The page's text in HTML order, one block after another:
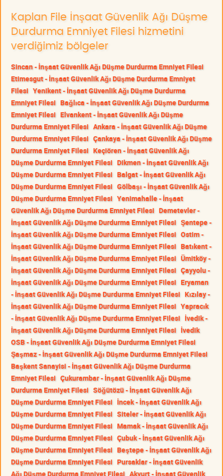
Kaplan File İnşaat Güvenlik Ağı Düşme
Durdurma Emniyet Filesi hizmetini
verdiğimiz bölgeler
Sincan - İnşaat Güvenlik Ağı Düşme Durdurma Emniyet Filesi
Etimesgut - İnşaat Güvenlik Ağı Düşme Durdurma Emniyet
Filesi Yenikent - İnşaat Güvenlik Ağı Düşme Durdurma
Emniyet Filesi Bağlıca - İnşaat Güvenlik Ağı Düşme Durdurma
Emniyet Filesi Elvankent - İnşaat Güvenlik Ağı Düşme
Durdurma Emniyet Filesi Ankara - İnşaat Güvenlik Ağı Düşme
Durdurma Emniyet Filesi Çankaya - İnşaat Güvenlik Ağı Düşme
Durdurma Emniyet Filesi Keçiören - İnşaat Güvenlik Ağı
Düşme Durdurma Emniyet Filesi Dikmen - İnşaat Güvenlik Ağı
Düşme Durdurma Emniyet Filesi Balgat - İnşaat Güvenlik Ağı
Düşme Durdurma Emniyet Filesi Gölbaşı - İnşaat Güvenlik Ağı
Düşme Durdurma Emniyet Filesi Yenimahalle - İnşaat
Güvenlik Ağı Düşme Durdurma Emniyet Filesi Demetevler -
İnşaat Güvenlik Ağı Düşme Durdurma Emniyet Filesi Şentepe -
İnşaat Güvenlik Ağı Düşme Durdurma Emniyet Filesi Ostim -
İnşaat Güvenlik Ağı Düşme Durdurma Emniyet Filesi Batıkent -
İnşaat Güvenlik Ağı Düşme Durdurma Emniyet Filesi Ümitköy -
İnşaat Güvenlik Ağı Düşme Durdurma Emniyet Filesi Çayyolu -
İnşaat Güvenlik Ağı Düşme Durdurma Emniyet Filesi Eryaman
- İnşaat Güvenlik Ağı Düşme Durdurma Emniyet Filesi Kızılay -
İnşaat Güvenlik Ağı Düşme Durdurma Emniyet Filesi Yapracık
- İnşaat Güvenlik Ağı Düşme Durdurma Emniyet Filesi İvedik -
İnşaat Güvenlik Ağı Düşme Durdurma Emniyet Filesi İvedik
OSB - İnşaat Güvenlik Ağı Düşme Durdurma Emniyet Filesi
Şaşmaz - İnşaat Güvenlik Ağı Düşme Durdurma Emniyet Filesi
Başkent Sanayisi - İnşaat Güvenlik Ağı Düşme Durdurma
Emniyet Filesi Çukurambar - İnşaat Güvenlik Ağı Düşme
Durdurma Emniyet Filesi Söğütözü - İnşaat Güvenlik Ağı
Düşme Durdurma Emniyet Filesi İncek - İnşaat Güvenlik Ağı
Düşme Durdurma Emniyet Filesi Siteler - İnşaat Güvenlik Ağı
Düşme Durdurma Emniyet Filesi Mamak - İnşaat Güvenlik Ağı
Düşme Durdurma Emniyet Filesi Çubuk - İnşaat Güvenlik Ağı
Düşme Durdurma Emniyet Filesi Beştepe - İnşaat Güvenlik Ağı
Düşme Durdurma Emniyet Filesi Pursaklar - İnşaat Güvenlik
Ağı Düşme Durdurma Emniyet Filesi Akyurt - İnşaat Güvenlik